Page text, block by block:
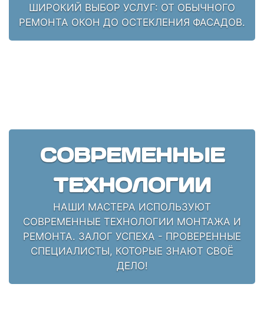
ШИРОКИЙ ВЫБОР УСЛУГ: ОТ ОБЫЧНОГО
РЕМОНТА ОКОН ДО ОСТЕКЛЕНИЯ ФАСАДОВ.
СОВРЕМЕННЫЕ
ТЕХНОЛОГИИ
НАШИ МАСТЕРА ИСПОЛЬЗУЮТ
СОВРЕМЕННЫЕ ТЕХНОЛОГИИ МОНТАЖА И
РЕМОНТА. ЗАЛОГ УСПЕХА - ПРОВЕРЕННЫЕ
СПЕЦИАЛИСТЫ, КОТОРЫЕ ЗНАЮТ СВОЁ
ДЕЛО!